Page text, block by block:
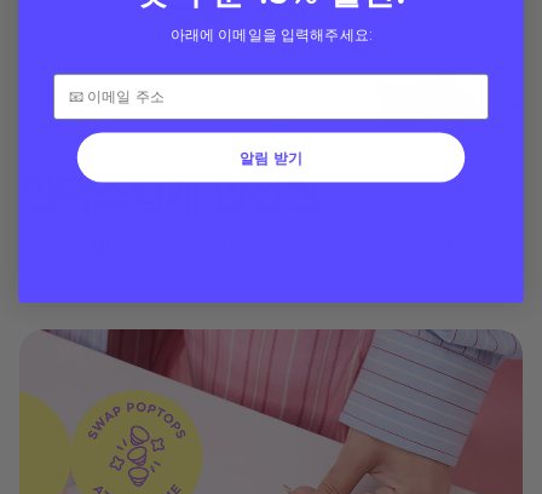
만족스럽게 안전한
아래에 이메일을 입력해주세요:
알림 받기